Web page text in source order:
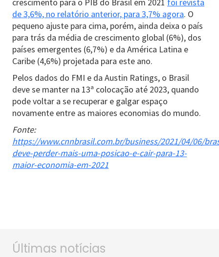
de 3,6%, no relatório anterior, para 3,7% agora. O
pequeno ajuste para cima, porém, ainda deixa o país
para trás da média de crescimento global (6%), dos
países emergentes (6,7%) e da América Latina e
Caribe (4,6%) projetada para este ano.
Pelos dados do FMI e da Austin Ratings, o Brasil
deve se manter na 13ª colocação até 2023, quando
pode voltar a se recuperar e galgar espaço
novamente entre as maiores economias do mundo.
Fonte:
https://www.cnnbrasil.com.br/business/2021/04/06/
deve-perder-mais-uma-posicao-e-cair-para-13-
maior-economia-em-2021
Últimas notícias